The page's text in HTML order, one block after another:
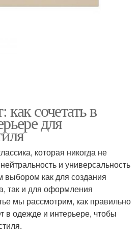
сочетать в
для
которая никогда не
и универсальность
выбором как для создания
так и для оформления
мы рассмотрим, как правильно
в одежде и интерьере, чтобы